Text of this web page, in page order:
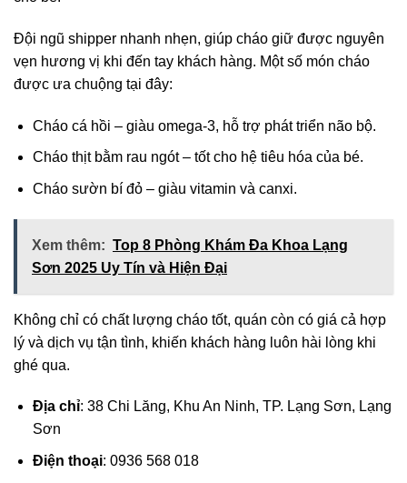
Đội ngũ shipper nhanh nhẹn, giúp cháo giữ được nguyên
vẹn hương vị khi đến tay khách hàng. Một số món cháo
được ưa chuộng tại đây:
Cháo cá hồi – giàu omega-3, hỗ trợ phát triển não bộ.
Cháo thịt bằm rau ngót – tốt cho hệ tiêu hóa của bé.
Cháo sườn bí đỏ – giàu vitamin và canxi.
Xem thêm: Top 8 Phòng Khám Đa Khoa Lạng
Sơn 2025 Uy Tín và Hiện Đại
Không chỉ có chất lượng cháo tốt, quán còn có giá cả hợp
lý và dịch vụ tận tình, khiến khách hàng luôn hài lòng khi
ghé qua.
Địa chỉ: 38 Chi Lăng, Khu An Ninh, TP. Lạng Sơn, Lạng
Sơn
Điện thoại: 0936 568 018